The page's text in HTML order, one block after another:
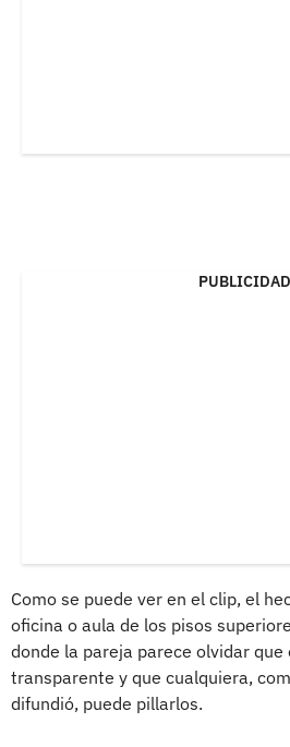
PUBLICIDAD
Como se puede ver en el clip, el
oficina o aula de los pisos
donde la pareja parece olvidar que
transparente y que cualquiera,
difundió, puede pillarlos.